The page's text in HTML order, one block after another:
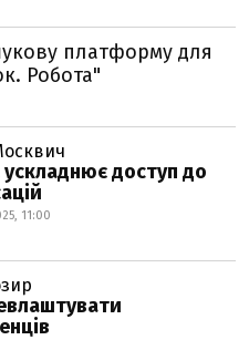
платформу для
Робота"
ускладнює доступ до
11:00